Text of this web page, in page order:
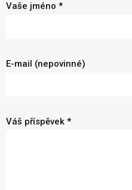
Vaše jméno *
E-mail (nepovinné)
Váš příspěvek *